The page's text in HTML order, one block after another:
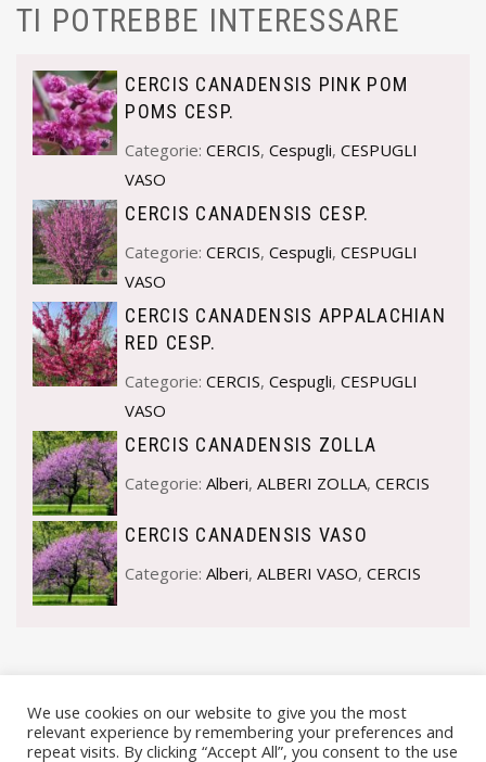
TI POTREBBE INTERESSARE
CERCIS CANADENSIS PINK POM
POMS CESP.
Categorie:CERCIS,Cespugli,CESPUGLI
VASO
CERCIS CANADENSIS CESP.
Categorie:CERCIS,Cespugli,CESPUGLI
VASO
CERCIS CANADENSIS APPALACHIAN
RED CESP.
Categorie:CERCIS,Cespugli,CESPUGLI
VASO
CERCIS CANADENSIS ZOLLA
Categorie:Alberi,ALBERI ZOLLA,CERCIS
CERCIS CANADENSIS VASO
Categorie:Alberi,ALBERI VASO,CERCIS
We use cookies on our website to give you the most
relevant experience by remembering your preferences and
repeat visits. By clicking “Accept All”, you consent to the use